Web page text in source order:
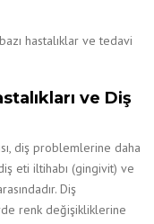
hastalıklar ve tedavi
ve Diş
diş problemlerine daha
eti iltihabı (gingivit) ve
Diş
renk değişikliklerine